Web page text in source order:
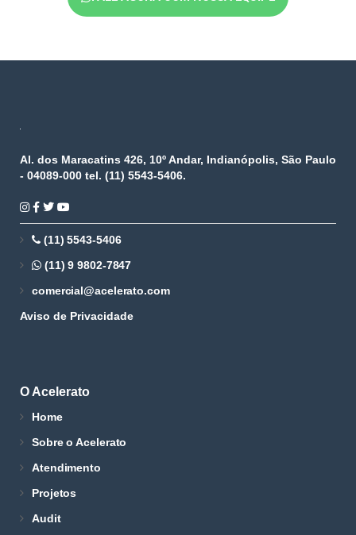
Al. dos Maracatins 426, 10º Andar, Indianópolis, São Paulo
- 04089-000 tel. (11) 5543-5406.
(11) 5543-5406
(11) 9 9802-7847
comercial@acelerato.com
Aviso de Privacidade
O Acelerato
Home
Sobre o Acelerato
Atendimento
Projetos
Audit